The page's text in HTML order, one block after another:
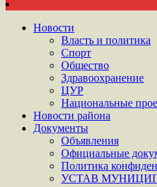
ГАЗЕТА
Новости
Власть и политика
Спорт
Общество
Здравоохранение
ЦУР
Национальные
Новости района
Документы
Объявления
Официальные
Политика
УСТАВ